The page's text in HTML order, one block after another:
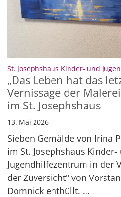
St. Josephshaus Kinder- und
„Das Leben hat das
Vernissage der
im St. Josephshaus
13. Mai 2026
Sieben Gemälde von Irina
im St. Josephshaus Kinder-
Jugendhilfezentrum in der
der Zuversicht" von
Domnick enthüllt. ...